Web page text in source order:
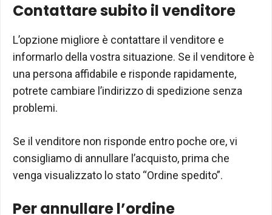
Contattare subito il venditore
L’opzione migliore è contattare il venditore e
informarlo della vostra situazione. Se il venditore è
una persona affidabile e risponde rapidamente,
potrete cambiare l’indirizzo di spedizione senza
problemi.
Se il venditore non risponde entro poche ore, vi
consigliamo di annullare l’acquisto, prima che
venga visualizzato lo stato “Ordine spedito”.
Per annullare l’ordine